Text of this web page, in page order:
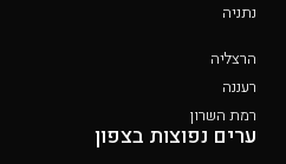
נתניה
הרצליה
רעננה
רמת השרון
ערים נפוצות בצפון